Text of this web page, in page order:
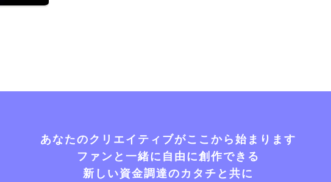
あなたのクリエイティブがここから始まります
ファンと一緒に自由に創作できる
新しい資金調達のカタチと共に